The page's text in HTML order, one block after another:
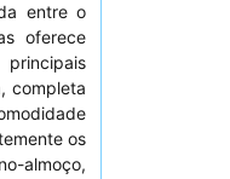
entre o
oferece
completa
os
almoço,